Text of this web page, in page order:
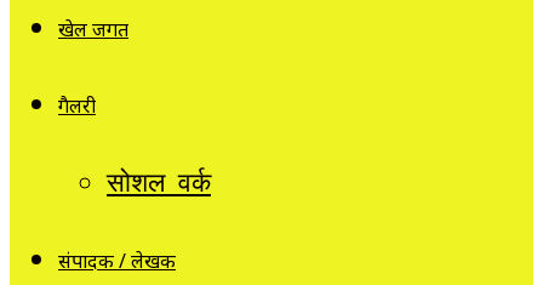
खेल जगत
गैलरी
सोशल वर्क
संपादक / लेखक